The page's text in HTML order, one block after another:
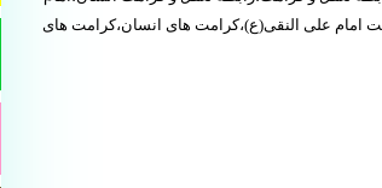
امام علی النقی(ع)،کرامت های انسان،کرامت های